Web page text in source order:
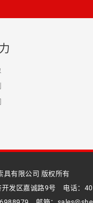
有限公司 版权所有
开发区嘉诚路9号 电话：